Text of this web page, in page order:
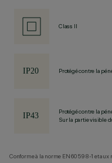
Class II
Protégé contre la
Protégé contre la
Sur la partie visible
Conforme à la norme EN60598-1 et aux